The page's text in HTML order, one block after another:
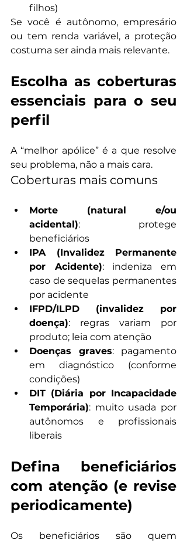
filhos)
Se você é autônomo, empresário
ou tem renda variável, a proteção
costuma ser ainda mais relevante.
Escolha as coberturas
essenciais para o seu
perfil
A “melhor apólice” é a que resolve
seu problema, não a mais cara.
Coberturas mais comuns
Morte (natural e/ou
acidental): protege
beneficiários
IPA (Invalidez Permanente
por Acidente): indeniza em
caso de sequelas permanentes
por acidente
IFPD/ILPD (invalidez por
doença): regras variam por
produto; leia com atenção
Doenças graves: pagamento
em diagnóstico (conforme
condições)
DIT (Diária por Incapacidade
Temporária): muito usada por
autônomos e profissionais
liberais
Defina beneficiários
com atenção (e revise
periodicamente)
Os beneficiários são quem